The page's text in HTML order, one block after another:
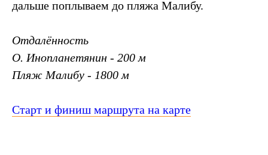
дальше поплываем до пляжа Малибу.
Отдалённость
О. Инопланетянин - 200 м
Пляж Малибу - 1800 м
Старт и финиш маршрута на карте